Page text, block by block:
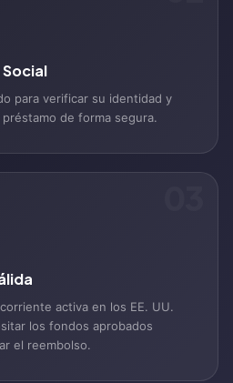
para verificar su identidad y
de forma segura.
activa en los EE. UU.
los fondos aprobados
el reembolso.